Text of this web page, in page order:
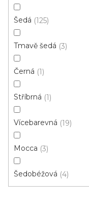
Šedá 125
Tmavě šedá 3
Černá 1
Stříbrná 1
Vícebarevná 19
Mocca 3
Šedobéžová 4
od 350 Kč / m2
410 Kč
4 m 3,5 m
Akce
Doporučujeme